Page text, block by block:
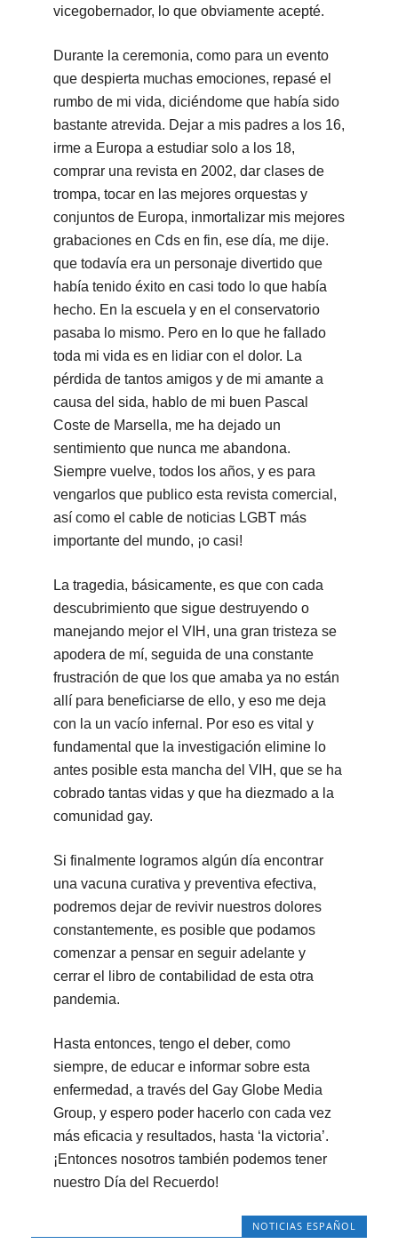
vicegobernador, lo que obviamente acepté.
Durante la ceremonia, como para un evento
que despierta muchas emociones, repasé el
rumbo de mi vida, diciéndome que había sido
bastante atrevida. Dejar a mis padres a los 16,
irme a Europa a estudiar solo a los 18,
comprar una revista en 2002, dar clases de
trompa, tocar en las mejores orquestas y
conjuntos de Europa, inmortalizar mis mejores
grabaciones en Cds en fin, ese día, me dije.
que todavía era un personaje divertido que
había tenido éxito en casi todo lo que había
hecho. En la escuela y en el conservatorio
pasaba lo mismo. Pero en lo que he fallado
toda mi vida es en lidiar con el dolor. La
pérdida de tantos amigos y de mi amante a
causa del sida, hablo de mi buen Pascal
Coste de Marsella, me ha dejado un
sentimiento que nunca me abandona.
Siempre vuelve, todos los años, y es para
vengarlos que publico esta revista comercial,
así como el cable de noticias LGBT más
importante del mundo, ¡o casi!
La tragedia, básicamente, es que con cada
descubrimiento que sigue destruyendo o
manejando mejor el VIH, una gran tristeza se
apodera de mí, seguida de una constante
frustración de que los que amaba ya no están
allí para beneficiarse de ello, y eso me deja
con la un vacío infernal. Por eso es vital y
fundamental que la investigación elimine lo
antes posible esta mancha del VIH, que se ha
cobrado tantas vidas y que ha diezmado a la
comunidad gay.
Si finalmente logramos algún día encontrar
una vacuna curativa y preventiva efectiva,
podremos dejar de revivir nuestros dolores
constantemente, es posible que podamos
comenzar a pensar en seguir adelante y
cerrar el libro de contabilidad de esta otra
pandemia.
Hasta entonces, tengo el deber, como
siempre, de educar e informar sobre esta
enfermedad, a través del Gay Globe Media
Group, y espero poder hacerlo con cada vez
más eficacia y resultados, hasta ‘la victoria’.
¡Entonces nosotros también podemos tener
nuestro Día del Recuerdo!
NOTICIAS ESPAÑOL